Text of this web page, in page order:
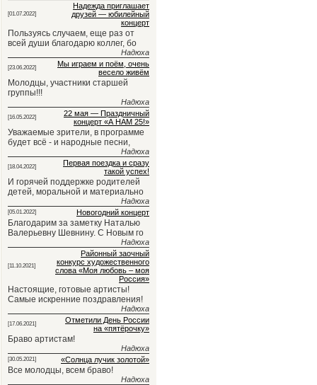
[01.07.2022]
Надежда приглашает
друзей — юбилейный
концерт
Пользуясь случаем, еще раз от
всей души благодарю коллег, бо
Надюха
[23.06.2022]
Мы играем и поём, очень
весело живём
Молодцы, участники старшей
группы!!!
Надюха
[16.05.2022]
22 мая — Праздничный
концерт «А НАМ 25!»
Уважаемые зрители, в программе
будет всё - и народные песни,
Надюха
[18.04.2022]
Первая поездка и сразу
такой успех!
И горячей поддержке родителей
детей, моральной и материально
Надюха
[05.01.2022] Новогодний концерт
Благодарим за заметку Наталью
Валерьевну Шевнину. С Новым го
Надюха
[11.10.2021]
Районный заочный
конкурс художественного
слова «Моя любовь – моя
Россия»
Настоящие, готовые артисты!
Самые искренние поздравления!
Надюха
[17.06.2021]
Отметили День России
на «пятёрочку»
Браво артистам!
Надюха
[30.05.2021] «Солнца лучик золотой»
Все молодцы, всем браво!
Надюха